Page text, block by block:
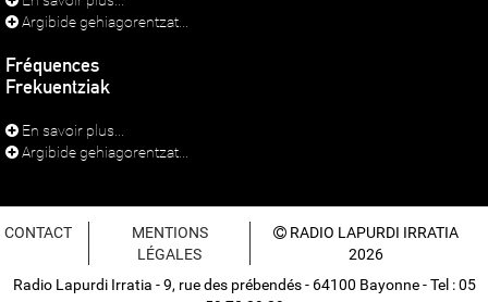
Argibide gehiagorentzat...
Fréquences
Frekuentziak
En savoir plus...
Argibide gehiagorentzat...
CONTACT
MENTIONS
LÉGALES
RADIO LAPURDI IRRATIA
2026
Radio Lapurdi Irratia - 9, rue des prébendés - 64100 Bayonne - Tel : 05